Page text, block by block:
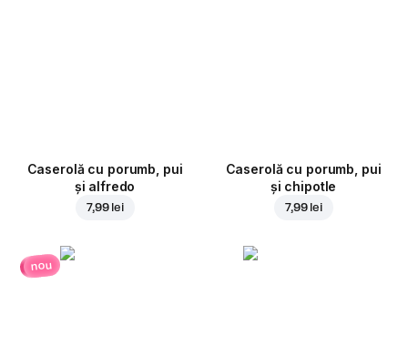
Caserolă cu porumb, pui
și alfredo
7,99 lei
Caserolă cu porumb, pui
și chipotle
7,99 lei
nou